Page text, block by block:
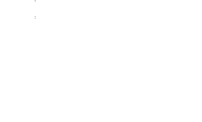
Prijs
€ 34,95